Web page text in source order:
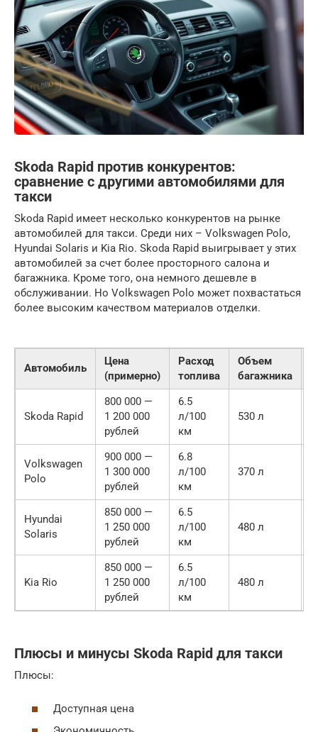
Skoda Rapid против конкурентов:
сравнение с другими автомобилями для
такси
Skoda Rapid имеет несколько конкурентов на рынке
автомобилей для такси. Среди них – Volkswagen Polo,
Hyundai Solaris и Kia Rio. Skoda Rapid выигрывает у этих
автомобилей за счет более просторного салона и
багажника. Кроме того, она немного дешевле в
обслуживании. Но Volkswagen Polo может похвастаться
более высоким качеством материалов отделки.
Автомобиль
Цена
(примерно)
Расход
топлива
Объем
багажника
Skoda Rapid
800 000 —
1 200 000
рублей
6.5
л/100
км
530 л
Volkswagen
Polo
900 000 —
1 300 000
рублей
6.8
л/100
км
370 л
Hyundai
Solaris
850 000 —
1 250 000
рублей
6.5
л/100
км
480 л
Kia Rio
850 000 —
1 250 000
рублей
6.5
л/100
км
480 л
Плюсы и минусы Skoda Rapid для такси
Плюсы:
Доступная цена